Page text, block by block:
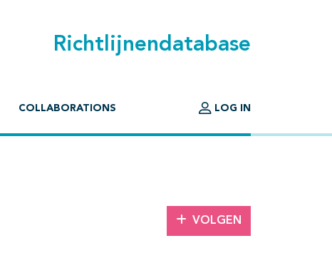
Richtlijnendatabase
COLLABORATIONS LOG IN
VOLGEN